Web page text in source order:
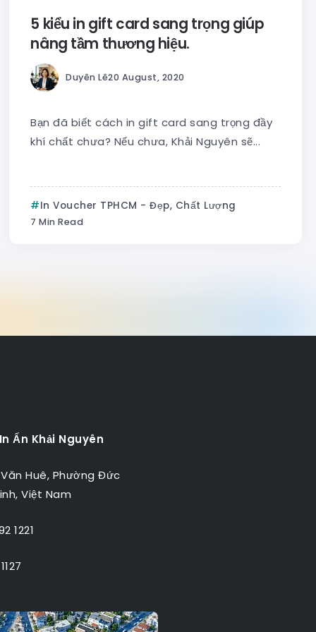
5 kiểu in gift card sang trọng giúp
nâng tầm thương hiệu.
Duyên Lê20 August, 2020
Bạn đã biết cách in gift card sang trọng đầy
khí chất chưa? Nếu chưa, Khải Nguyên sẽ...
In Voucher TPHCM - Đẹp, Chất Lượng
7 Min Read
Ấn Khải Nguyên
Huê, Phường Đức
Việt Nam
1221